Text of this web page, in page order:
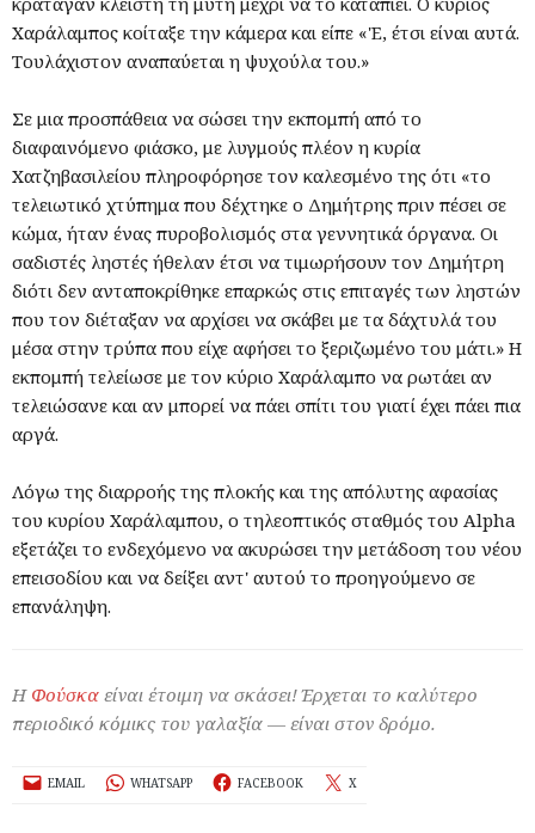
Χαράλαμπος κοίταξε την κάμερα και είπε «'Ε, έτσι είναι αυτά.
Τουλάχιστον αναπαύεται η ψυχούλα του.»
Σε μια προσπάθεια να σώσει την εκπομπή από το
διαφαινόμενο φιάσκο, με λυγμούς πλέον η κυρία
Χατζηβασιλείου πληροφόρησε τον καλεσμένο της ότι «το
τελειωτικό χτύπημα που δέχτηκε ο Δημήτρης πριν πέσει σε
κώμα, ήταν ένας πυροβολισμός στα γεννητικά όργανα. Οι
σαδιστές ληστές ήθελαν έτσι να τιμωρήσουν τον Δημήτρη
διότι δεν ανταποκρίθηκε επαρκώς στις επιταγές των ληστών
που τον διέταξαν να αρχίσει να σκάβει με τα δάχτυλά του
μέσα στην τρύπα που είχε αφήσει το ξεριζωμένο του μάτι.» Η
εκπομπή τελείωσε με τον κύριο Χαράλαμπο να ρωτάει αν
τελειώσανε και αν μπορεί να πάει σπίτι του γιατί έχει πάει πια
αργά.
Λόγω της διαρροής της πλοκής και της απόλυτης αφασίας
του κυρίου Χαράλαμπου, ο τηλεοπτικός σταθμός του Alpha
εξετάζει το ενδεχόμενο να ακυρώσει την μετάδοση του νέου
επεισοδίου και να δείξει αντ' αυτού το προηγούμενο σε
επανάληψη.
Η Φούσκα είναι έτοιμη να σκάσει! Έρχεται το καλύτερο
περιοδικό κόμικς του γαλαξία — είναι στον δρόμο.
EMAIL WHATSAPP FACEBOOK X